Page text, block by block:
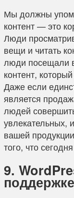
Мы должны
контент — это
Люди
вещи и читать
люди посещали
контент,
Даже если
является
людей
увлекательных,
вашей
того, что
9.
поддержке